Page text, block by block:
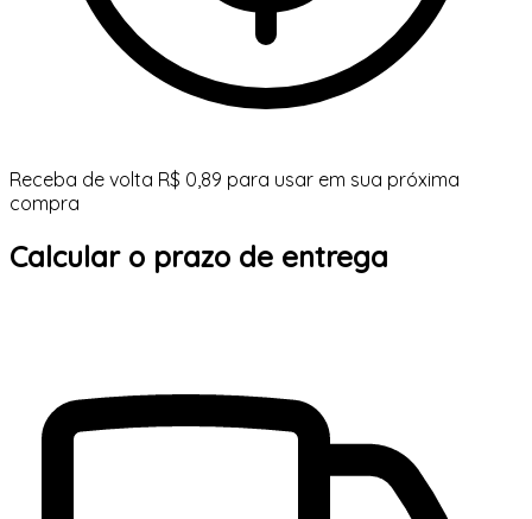
Receba de volta R$ 0,89 para usar em sua próxima
compra
Calcular o prazo de entrega